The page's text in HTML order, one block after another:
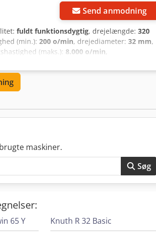
Send anmodning
fuldt funktionsdygtig, drejelængde: 320
(min.): 200 o/min, drejediameter: 32 mm,
(maks.): 8.000 o/min,
Citizen L32-1M8, årgang 2018, FMB turbo 3-
ingen Chsdey Emnfjpfx Ab Tea ON/OFF:
maskiner.
Søg
65 Y
Knuth R 32 Basic